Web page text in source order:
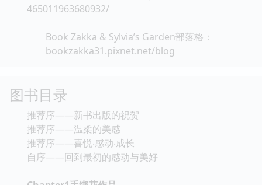
465011963680932/
Book Zakka & Sylvia’s Garden部落格：
bookzakka31.pixnet.net/blog
图书目录
推荐序——新书出版的祝贺
推荐序——温柔的美感
推荐序——喜悦‧感动‧成长
自序——回到最初的感动与美好